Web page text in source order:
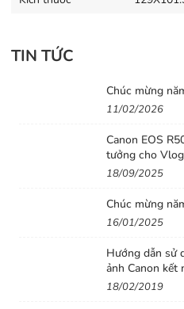
Fi/NFC.Bạn có thể chụp từ
minh và chia sẻ ảnh trên
bằng cách ghép nối hai thiết
Connect của Canon, ứng
phí cho cả iOS và Android.
TIN TỨC
Chúc mừng
11/02/2026
Canon EOS
tưởng cho
đầu
18/09/2025
Chúc mừng
16/01/2025
Hướng dẫn sử
ảnh Canon kết
18/02/2019